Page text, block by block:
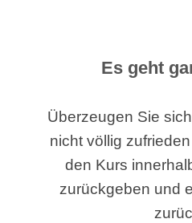
Es geht
Überzeugen Sie
nicht völlig
den Kurs
zurückgeben und